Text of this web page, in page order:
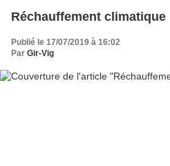
Réchauffement climatique
Publié le 17/07/2019 à 16:02
Par Gir-Vig